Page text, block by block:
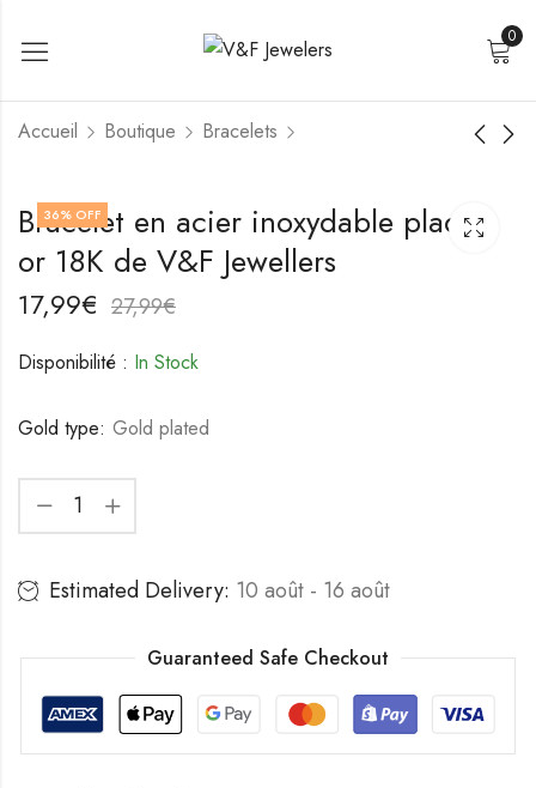
0
Accueil Boutique Bracelets
Bracelet en acier
inoxydable plaqué or
18K de V&F Jewellers
21,99
Bracelet en acier
inoxydable de V&F
36% OFF
Bracelet en acier inoxydable plaqué
or 18K de V&F Jewellers
17,99€ 27,99€
Disponibilité : In Stock
Gold type: Gold plated
Estimated Delivery: 10 août - 16 août
Guaranteed Safe Checkout